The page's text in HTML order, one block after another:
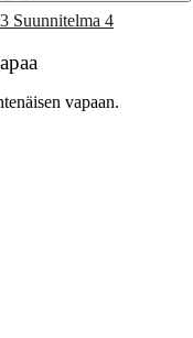
Suunnitelma 4
vapaan.